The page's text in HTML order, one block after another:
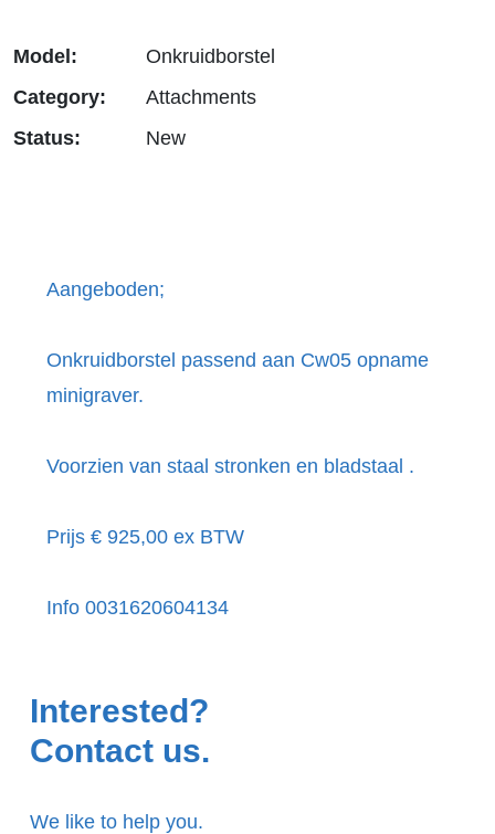
Model:
Onkruidborstel
Category:
Attachments
Status:
New
Aangeboden;
Onkruidborstel passend aan Cw05 opname
minigraver.
Voorzien van staal stronken en bladstaal .
Prijs € 925,00 ex BTW
Info 0031620604134
Interested?
Contact us.
We like to help you.